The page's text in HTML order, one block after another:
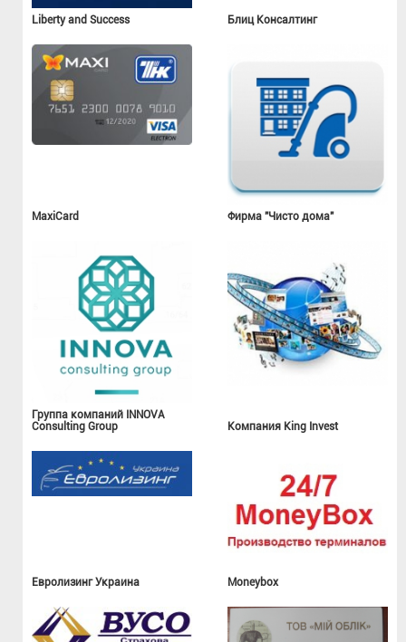
Liberty and Success Блиц Консалтинг
MaxiCard Фирма "Чисто дома"
Группа компаний INNOVA
Consulting Group
Компания King Invest
Евролизинг Украина Moneybox